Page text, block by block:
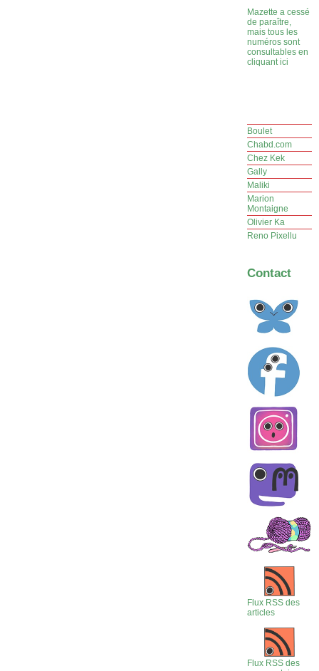
Mazette a cessé
de paraître,
mais tous les
numéros sont
consultables en
cliquant ici
Boulet
Chabd.com
Chez Kek
Gally
Maliki
Marion
Montaigne
Olivier Ka
Reno Pixellu
Contact
Flux RSS des
articles
Flux RSS des